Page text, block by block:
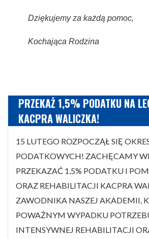
Dziękujemy za każdą pomoc,
Kochająca Rodzina
PRZEKAŻ 1,5% PODATKU NA
KACPRA WALICZKA!
15 LUTEGO ROZPOCZĄŁ SIĘ
PODATKOWYCH! ZACHĘCAMY
PRZEKAZAĆ 1,5% PODATKU I
ORAZ REHABILITACJI KACPRA
ZAWODNIKA NASZEJ AKADEMII,
POWAŻNYM WYPADKU
INTENSYWNEJ REHABILITACJI